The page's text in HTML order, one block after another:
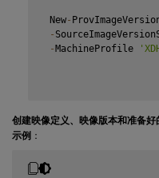
New-
-
-MachineProfile
创建映像定义、映像版本和准备
示例 ：